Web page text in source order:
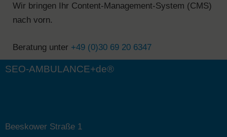
Wir bringen Ihr Content-Management-System (CMS)
nach vorn.
Beratung unter +49 (0)30 69 20 6347
SEO-AMBULANCE+de®
Beeskower Straße 1